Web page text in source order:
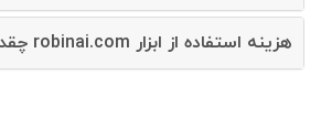
هزینه استفاده از ابزار robinai.com چقدر است؟